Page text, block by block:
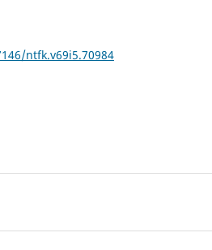
ntfk.v69i5.70984